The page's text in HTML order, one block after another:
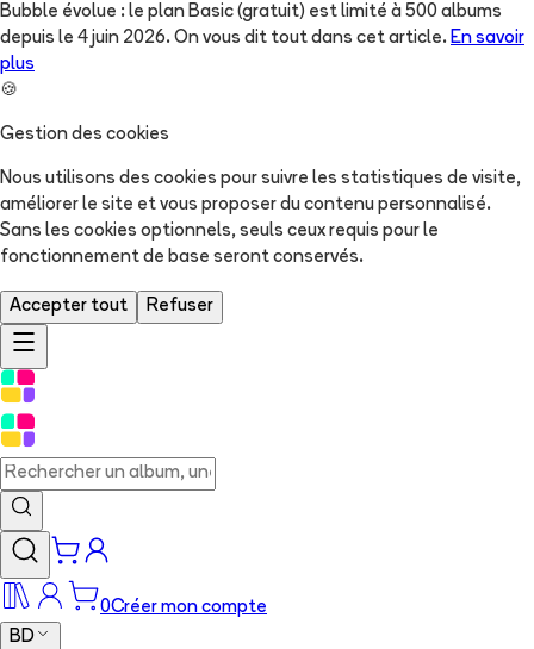
Bubble évolue : le plan Basic (gratuit) est limité à 500 albums
depuis le 4 juin 2026. On vous dit tout dans cet article. En savoir
plus
🍪
Gestion des cookies
Nous utilisons des cookies pour suivre les statistiques de visite,
améliorer le site et vous proposer du contenu personnalisé.
Sans les cookies optionnels, seuls ceux requis pour le
fonctionnement de base seront conservés.
Accepter tout Refuser
0Créer mon compte
BD